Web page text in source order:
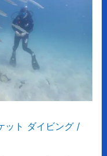
ット ダイビング/